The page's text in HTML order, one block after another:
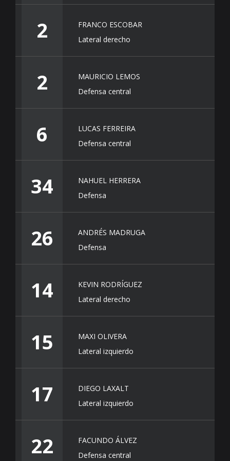
2
FRANCO ESCOBAR
Lateral derecho
2
MAURICIO LEMOS
Defensa central
6
LUCAS FERREIRA
Defensa central
34
NAHUEL HERRERA
Defensa
26
ANDRÉS MADRUGA
Defensa
14
KEVIN RODRÍGUEZ
Lateral derecho
15
MAXI OLIVERA
Lateral izquierdo
17
DIEGO LAXALT
Lateral izquierdo
22
FACUNDO ÁLVEZ
Defensa central